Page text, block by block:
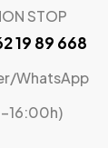
STOP
19 89 668
WhatsApp
16:00h)